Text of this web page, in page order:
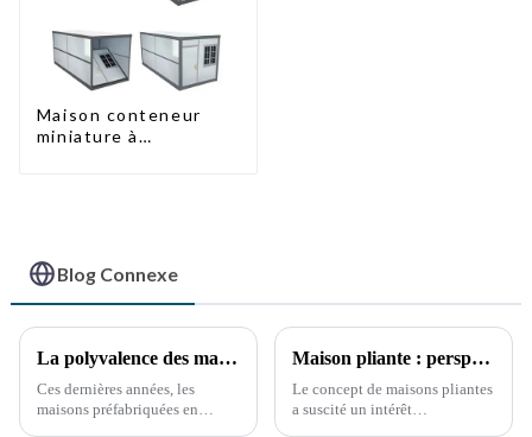
Maison conteneur
miniature à
Blog Connexe
La polyvalence des maisons conteneurs préfabriquées
Ces dernières années, les
maisons préfabriquées en
Maison pliante : perspectives de développement futur
Le concept de maisons pliantes
a suscité un intérêt